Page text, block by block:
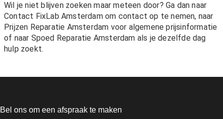
Wil je niet blijven zoeken maar meteen door? Ga dan naar
Contact FixLab Amsterdamom contact op te nemen, naar
Prijzen Reparatie Amsterdam voor algemene prijsinformatie
of naar Spoed Reparatie Amsterdam als je dezelfde dag
hulp zoekt.
Bel ons om een afspraak te maken